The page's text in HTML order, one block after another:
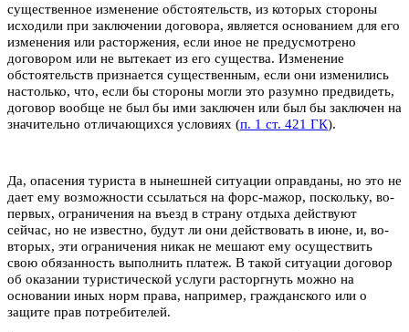
существенное изменение обстоятельств, из которых стороны
исходили при заключении договора, является основанием для его
изменения или расторжения, если иное не предусмотрено
договором или не вытекает из его существа. Изменение
обстоятельств признается существенным, если они изменились
настолько, что, если бы стороны могли это разумно предвидеть,
договор вообще не был бы ими заключен или был бы заключен на
значительно отличающихся условиях (п. 1 ст. 421 ГК).
Да, опасения туриста в нынешней ситуации оправданы, но это не
дает ему возможности ссылаться на форс-мажор, поскольку, во-
первых, ограничения на въезд в страну отдыха действуют
сейчас, но не известно, будут ли они действовать в июне, и, во-
вторых, эти ограничения никак не мешают ему осуществить
свою обязанность выполнить платеж. В такой ситуации договор
об оказании туристической услуги расторгнуть можно на
основании иных норм права, например, гражданского или о
защите прав потребителей.